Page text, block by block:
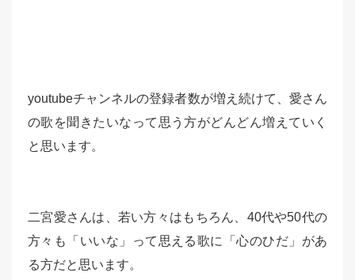
youtubeチャンネルの登録者数が増え続けて、愛さん
の歌を聞きたいなって思う方がどんどん増えていく
と思います。
二宮愛さんは、若い方々はもちろん、40代や50代の
方々も「いいな」って思える歌に「心のひだ」があ
る方だと思います。